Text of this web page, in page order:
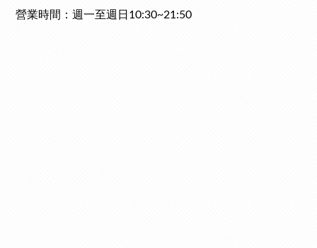
營業時間：週一至週日10:30~21:50